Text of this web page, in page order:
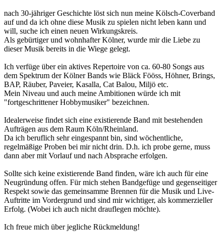
nach 30-jähriger Geschichte löst sich nun meine Kölsch-Coverband
auf und da ich ohne diese Musik zu spielen nicht leben kann und
will, suche ich einen neuen Wirkungskreis.
Als gebürtiger und wohnhafter Kölner, wurde mir die Liebe zu
dieser Musik bereits in die Wiege gelegt.
Ich verfüge über ein aktives Repertoire von ca. 60-80 Songs aus
dem Spektrum der Kölner Bands wie Bläck Fööss, Höhner, Brings,
BAP, Räuber, Paveier, Kasalla, Cat Balou, Miljö etc.
Mein Niveau und auch meine Ambitionen würde ich mit
"fortgeschrittener Hobbymusiker" bezeichnen.
Idealerweise findet sich eine existierende Band mit bestehenden
Aufträgen aus dem Raum Köln/Rheinland.
Da ich beruflich sehr eingespannt bin, sind wöchentliche,
regelmäßige Proben bei mir nicht drin. D.h. ich probe gerne, muss
dann aber mit Vorlauf und nach Absprache erfolgen.
Sollte sich keine existierende Band finden, wäre ich auch für eine
Neugründung offen. Für mich stehen Bandgefüge und gegenseitiger
Respekt sowie das gemeinsamme Brennen für die Musik und Live-
Auftritte im Vordergrund und sind mir wichtiger, als kommerzieller
Erfolg. (Wobei ich auch nicht drauflegen möchte).
Ich freue mich über jegliche Rückmeldung!